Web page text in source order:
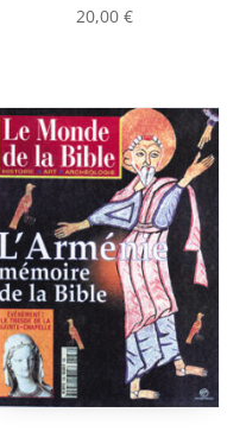
20,00 €